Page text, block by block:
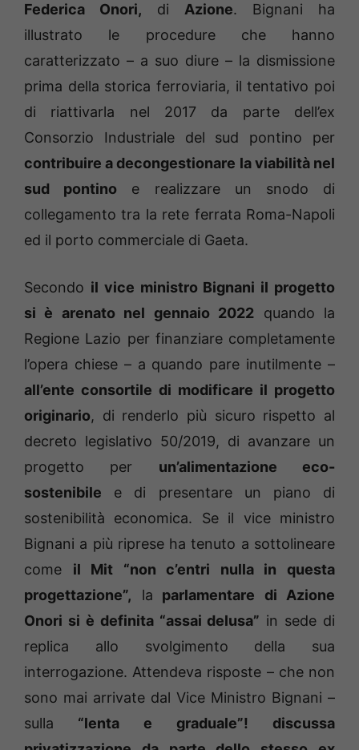
Federica Onori, di Azione. Bignani ha
illustrato le procedure che hanno
caratterizzato – a suo diure – la dismissione
prima della storica ferroviaria, il tentativo poi
di riattivarla nel 2017 da parte dell’ex
Consorzio Industriale del sud pontino per
contribuire a decongestionare la viabilità nel
sud pontino e realizzare un snodo di
collegamento tra la rete ferrata Roma-Napoli
ed il porto commerciale di Gaeta.
Secondo il vice ministro Bignani il progetto
si è arenato nel gennaio 2022 quando la
Regione Lazio per finanziare completamente
l’opera chiese – a quando pare inutilmente –
all’ente consortile di modificare il progetto
originario, di renderlo più sicuro rispetto al
decreto legislativo 50/2019, di avanzare un
progetto per un’alimentazione eco-
sostenibile e di presentare un piano di
sostenibilità economica. Se il vice ministro
Bignani a più riprese ha tenuto a sottolineare
come il Mit “non c’entri nulla in questa
progettazione”, la parlamentare di Azione
Onori si è definita “assai delusa” in sede di
replica allo svolgimento della sua
interrogazione. Attendeva risposte – che non
sono mai arrivate dal Vice Ministro Bignani –
sulla “lenta e graduale”! discussa